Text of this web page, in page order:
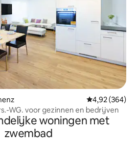
Gemiddelde
4,92 (364)
WG. voor gezinnen en bedrijven
woningen met
zwembad